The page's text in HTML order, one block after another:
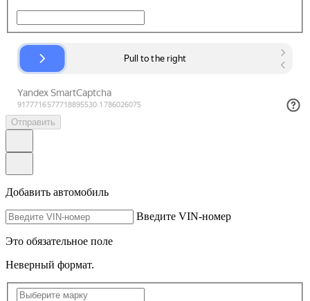
Отправить
Добавить автомобиль
Введите VIN-номер
Это обязательное поле
Неверный формат.